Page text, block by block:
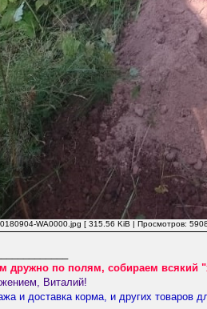
WA0000.jpg [ 315.56 KiB | Просмотров:
дружно по полям, собираем всякий
Виталий!
и доставка корма, и других товаров